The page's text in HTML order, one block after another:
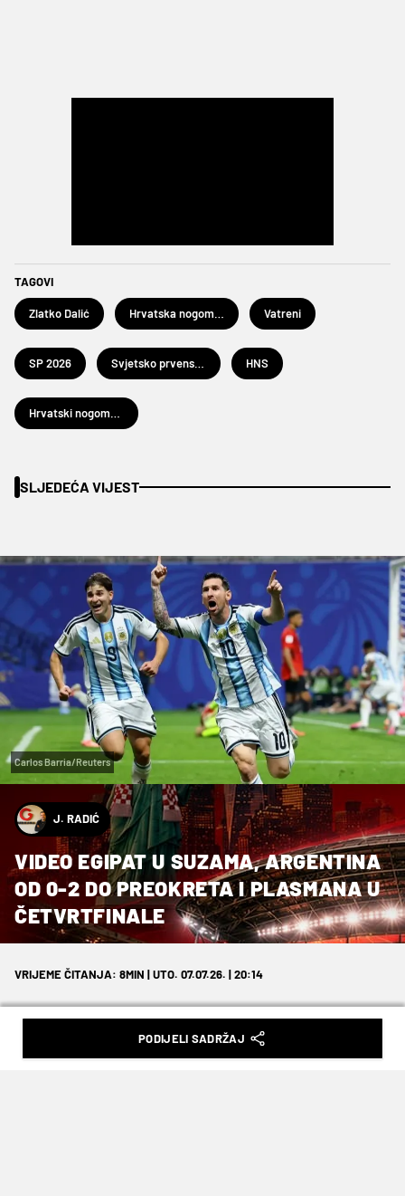
TAGOVI
Zlatko Dalić Vatreni
SP 2026 HNS
SLJEDEĆA VIJEST
Carlos Barria/Reuters
J. RADIĆ
VIDEO EGIPAT U SUZAMA, ARGENTINA
OD 0-2 DO PREOKRETA I PLASMANA U
ČETVRTFINALE
VRIJEME ČITANJA: 8MIN | UTO. 07.07.26. | 20:14
PODIJELI SADRŽAJ